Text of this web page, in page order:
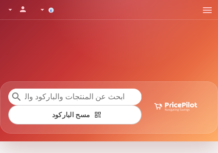
menu
arrow_drop_down
person
arrow_drop_down
search
qr_code مسح الباركود